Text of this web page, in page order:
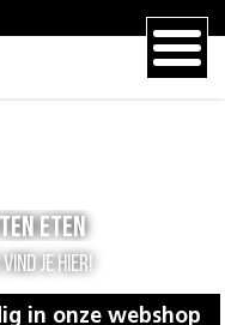
eten
je hier!
in onze webshop